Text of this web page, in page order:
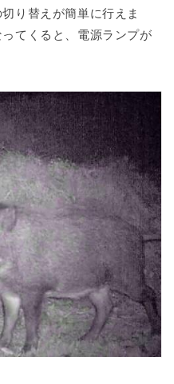
り替えが簡単に行えま
てくると、電源ランプが